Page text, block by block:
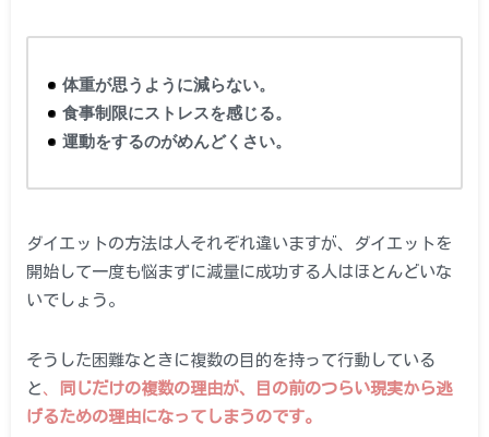
体重が思うように減らない。
食事制限にストレスを感じる。
運動をするのがめんどくさい。
ダイエットの方法は人それぞれ違いますが、ダイエットを
開始して一度も悩まずに減量に成功する人はほとんどいな
いでしょう。
そうした困難なときに複数の目的を持って行動している
と、
同じだけの複数の理由が、目の前のつらい現実から逃
げるための理由になってしまうのです。